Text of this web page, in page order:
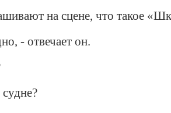
на сцене, что такое
- отвечает он.